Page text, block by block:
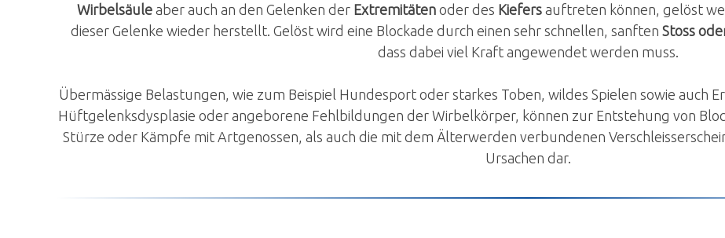
Wirbelsäule aber auch an den Gelenken der Extremitäten oder des Kiefers auftreten können, gelöst
dieser Gelenke wieder herstellt. Gelöst wird eine Blockade durch einen sehr schnellen, sanften Stoss
dass dabei viel Kraft angewendet werden muss.
Übermässige Belastungen, wie zum Beispiel Hundesport oder starkes Toben, wildes Spielen sowie auch
Hüftgelenksdysplasie oder angeborene Fehlbildungen der Wirbelkörper, können zur Entstehung von
Stürze oder Kämpfe mit Artgenossen, als auch die mit dem Älterwerden verbundenen
Ursachen dar.